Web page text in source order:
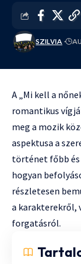
SZILVIA
A „Mi kell a
romantikus
meg a mozik
aspektusa a
történet főbb és
hogyan
részletesen
a karakterekről,
forgatásról.